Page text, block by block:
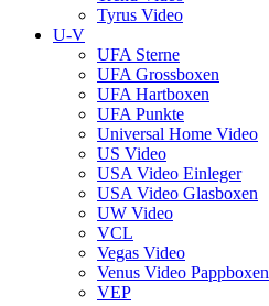
Tyrus Video
U-V
UFA Sterne
UFA Grossboxen
UFA Hartboxen
UFA Punkte
Universal Home Video
US Video
USA Video Einleger
USA Video Glasboxen
UW Video
VCL
Vegas Video
Venus Video Pappboxen
VEP